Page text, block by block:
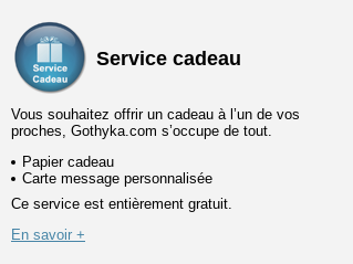
Service cadeau
Vous souhaitez offrir un cadeau à l’un de vos
proches, Gothyka.com s’occupe de tout.
Papier cadeau
Carte message personnalisée
Ce service est entièrement gratuit.
En savoir +